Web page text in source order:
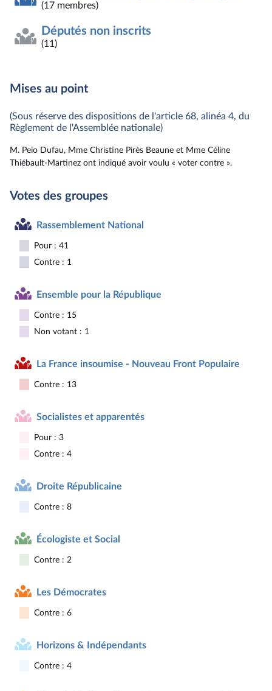
(17 membres)
Députés non inscrits
(11)
Mises au point
(Sous réserve des dispositions de l'article 68, alinéa 4, du
Règlement de l'Assemblée nationale)
M. Peio Dufau, Mme Christine Pirès Beaune et Mme Céline
Thiébault-Martinez ont indiqué avoir voulu « voter contre ».
Votes des groupes
Rassemblement National
Pour : 41
Contre : 1
Ensemble pour la République
Contre : 15
Non votant : 1
La France insoumise - Nouveau Front Populaire
Contre : 13
Socialistes et apparentés
Pour : 3
Contre : 4
Droite Républicaine
Contre : 8
Écologiste et Social
Contre : 2
Les Démocrates
Contre : 6
Horizons & Indépendants
Contre : 4